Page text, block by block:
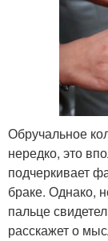
Обручальное
нередко, это
подчеркивает
браке. Однако,
пальце
расскажет о